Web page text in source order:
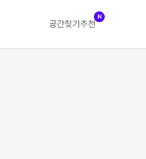
공간찾기 추천
N